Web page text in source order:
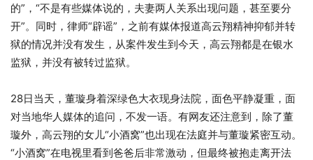
的”，“不是有些媒体说的，夫妻两人关系出现问题，甚至要分
开”。同时，律师“辟谣”，之前有媒体报道高云翔精神抑郁并转
狱的情况并没有发生，从案件发生到今天，高云翔都是在银水
监狱，并没有被转过监狱。
28日当天，董璇身着深绿色大衣现身法院，面色平静凝重，面
对当地华人媒体的追问，不发一语。有网友还注意到，除了董
璇外，高云翔的女儿“小酒窝”也出现在法庭并与董璇紧密互动。
“小酒窝”在电视里看到爸爸后非常激动，但最终被抱走离开法